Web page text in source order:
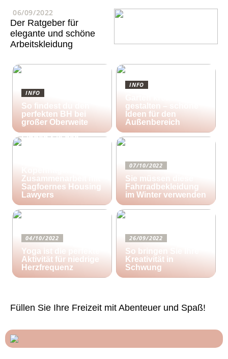
06/09/2022
Der Ratgeber für
elegante und schöne
Arbeitskleidung
INFO
So findest du den
perfekten BH bei
großer Oberweite
INFO
gestalten – schöne
Ideen für den
Außenbereich
25/10/2022
Finden Sie das
Zusammenarbeit mit
Sagfoernes Housing
Lawyers
07/10/2022
Sie müssen diese
Fahrradbekleidung
im Winter verwenden
04/10/2022
Yoga ist die perfekte
Aktivität für niedrige
Herzfrequenz
26/09/2022
So bringen Sie Ihre
Kreativität in
Schwung
Füllen Sie Ihre Freizeit mit Abenteuer und Spaß!